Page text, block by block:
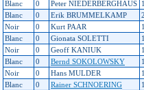
Blanc
0 Peter NIEDERBERGHAUS
Blanc
0 Erik BRUMMELKAMP
Noir
0 Kurt PAAR
Blanc
0 Gionata SOLETTI
Noir
0 Geoff KANIUK
Blanc
0 Bernd SOKOLOWSKY
Noir
0 Hans MULDER
Blanc
0 Rainer SCHNOERING